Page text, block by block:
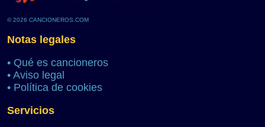
© 2026 CANCIONEROS.COM
Notas legales
• Qué es cancioneros
• Aviso legal
• Política de cookies
Servicios